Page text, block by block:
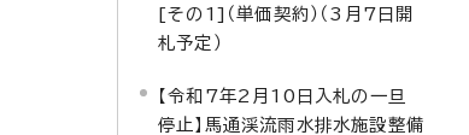
[その1]（単価契約）（3月7日開
札予定）
【令和7年2月10日入札の一旦
停止】馬通渓流雨水排水施設整備